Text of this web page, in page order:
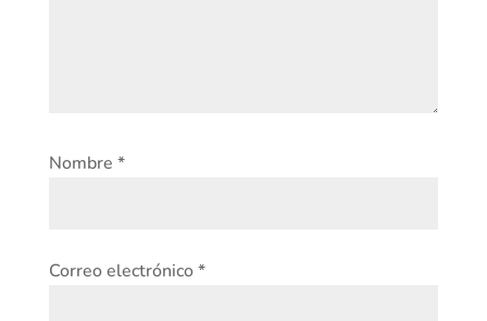
Nombre *
Correo electrónico*